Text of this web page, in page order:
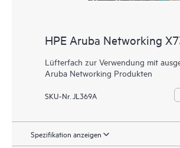
HPE Aruba Networking
Lüfterfach zur Verwendung mit
Aruba Networking Produkten
SKU-Nr. JL369A
Spezifikation anzeigen